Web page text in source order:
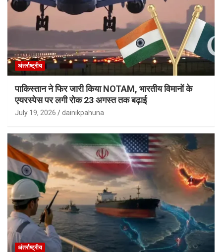
अंतर्राष्ट्रीय
पाकिस्तान ने फिर जारी किया NOTAM, भारतीय विमानों के
एयरस्पेस पर लगी रोक 23 अगस्त तक बढ़ाई
July 19, 2026 dainikpahuna
अंतर्राष्ट्रीय